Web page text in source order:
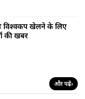
विश्वकप खेलने के लिए
की खबर
और पढ़ें›